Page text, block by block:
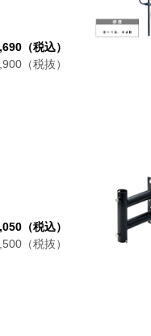
（税込）
（税抜）
（税込）
（税抜）